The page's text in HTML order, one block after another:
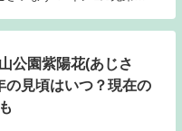
公園紫陽花(あじさ
の見頃はいつ？現在の